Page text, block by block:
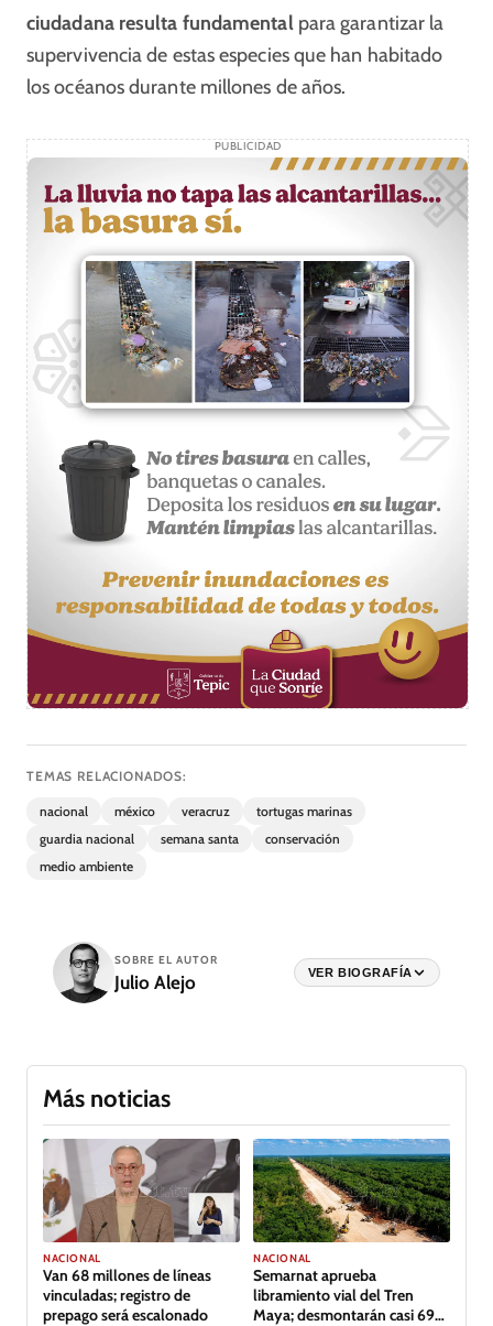
ciudadana resulta fundamentalpara garantizar la
supervivencia de estas especies que han habitado
los océanos durante millones de años.
PUBLICIDAD
TEMAS RELACIONADOS:
nacional méxico veracruz
tortugas marinas
guardia nacional
semana santa
conservación
medio ambiente
SOBRE EL AUTOR
Julio Alejo VER BIOGRAFÍA
Más noticias
NACIONAL
Van 68 millones de líneas
vinculadas; registro de
prepago será escalonado
NACIONAL
Semarnat aprueba
libramiento vial del Tren
Maya; desmontarán casi 69